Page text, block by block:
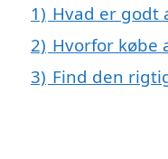
1) Hvad er godt
2) Hvorfor købe
3) Find den